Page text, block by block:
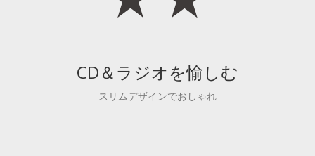
CD＆ラジオを愉しむ
スリムデザインでおしゃれ